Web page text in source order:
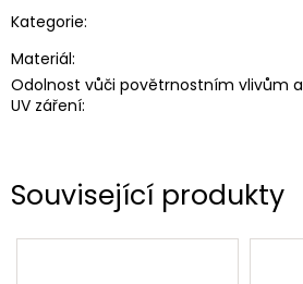
Související produkty
Kategorie:
Materiál:
Odolnost vůči povětrnostním vlivům a
UV záření: